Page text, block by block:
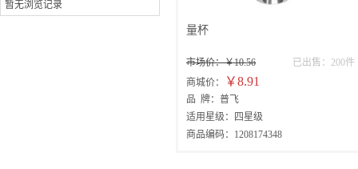
量杯
已出售：200件
市场价：￥10.56
商城价：
￥8.91
品 牌：普飞
适用星级：四星级
商品编码：1208174348
暂无浏览记录